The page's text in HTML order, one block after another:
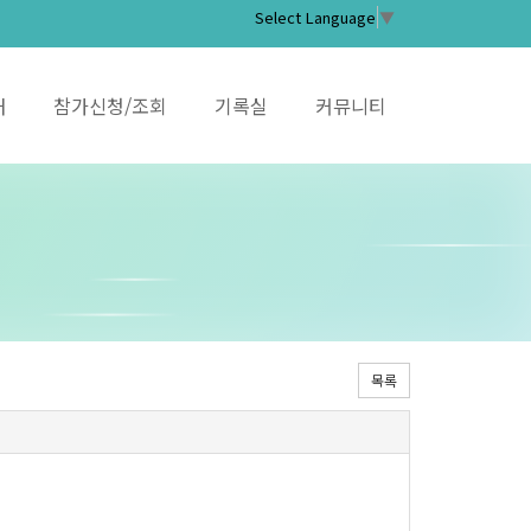
Select Language ▼
참가신청/조회 기록실 커뮤니티
목록